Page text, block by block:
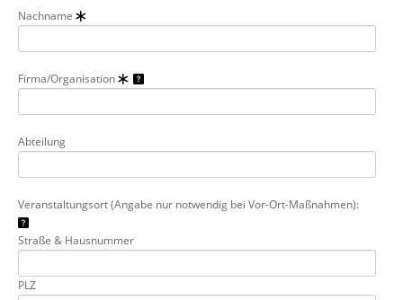
Nachname
Firma/Organisation
Abteilung
Veranstaltungsort (Angabe nur notwendig bei Vor-Ort-Maßnahmen):
Straße & Hausnummer
PLZ